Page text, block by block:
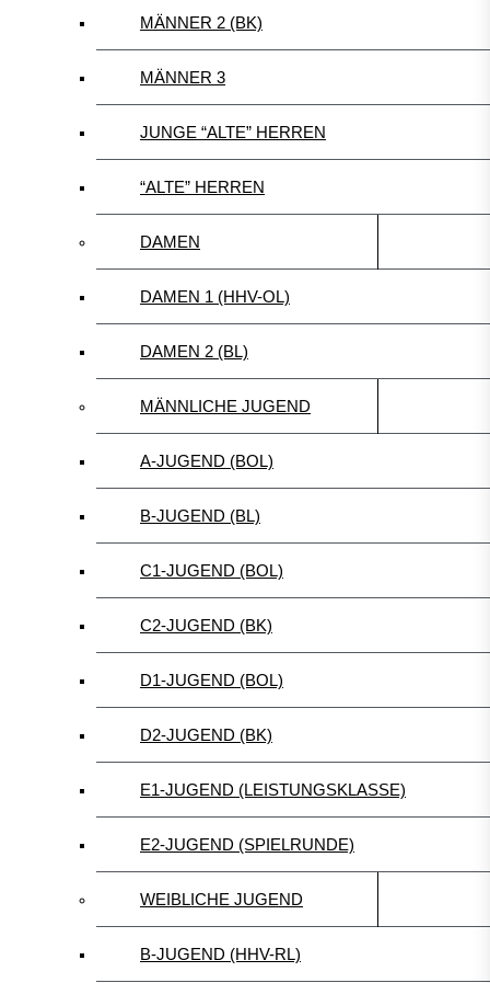
MÄNNER 2 (BK)
MÄNNER 3
JUNGE “ALTE” HERREN
“ALTE” HERREN
DAMEN
DAMEN 1 (HHV-OL)
DAMEN 2 (BL)
MÄNNLICHE JUGEND
A-JUGEND (BOL)
B-JUGEND (BL)
C1-JUGEND (BOL)
C2-JUGEND (BK)
D1-JUGEND (BOL)
D2-JUGEND (BK)
E1-JUGEND (LEISTUNGSKLASSE)
E2-JUGEND (SPIELRUNDE)
WEIBLICHE JUGEND
B-JUGEND (HHV-RL)